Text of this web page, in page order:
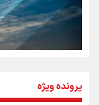
سه
پرونده ویژه